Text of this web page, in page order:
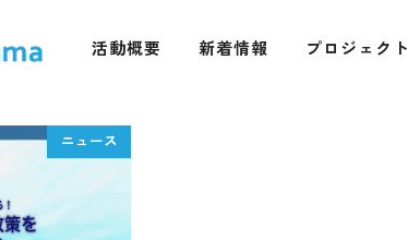
活動概要 新着情報 プロジェクト